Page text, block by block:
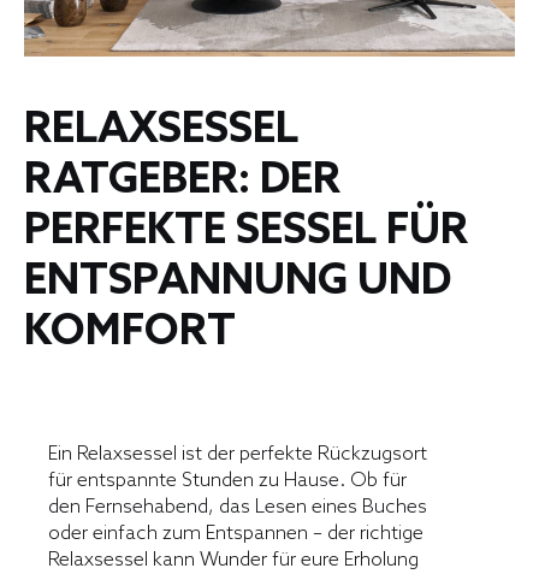
RELAXSESSEL
RATGEBER: DER
PERFEKTE SESSEL FÜR
ENTSPANNUNG UND
KOMFORT
Ein Relaxsessel ist der perfekte Rückzugsort
für entspannte Stunden zu Hause. Ob für
den Fernsehabend, das Lesen eines Buches
oder einfach zum Entspannen – der richtige
Relaxsessel kann Wunder für eure Erholung